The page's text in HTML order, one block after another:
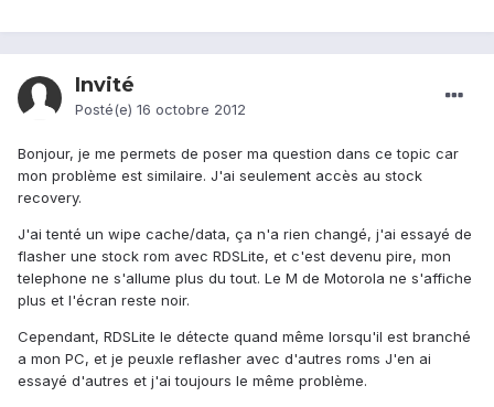
Invité
Posté(e) 16 octobre 2012
Bonjour, je me permets de poser ma question dans ce topic car
mon problème est similaire. J'ai seulement accès au stock
recovery.
J'ai tenté un wipe cache/data, ça n'a rien changé, j'ai essayé de
flasher une stock rom avec RDSLite, et c'est devenu pire, mon
telephone ne s'allume plus du tout. Le M de Motorola ne s'affiche
plus et l'écran reste noir.
Cependant, RDSLite le détecte quand même lorsqu'il est branché
a mon PC, et je peuxle reflasher avec d'autres roms J'en ai
essayé d'autres et j'ai toujours le même problème.